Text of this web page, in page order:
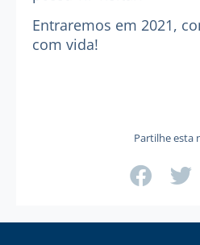
Entraremos em 2021,
com vida!
Partilhe esta